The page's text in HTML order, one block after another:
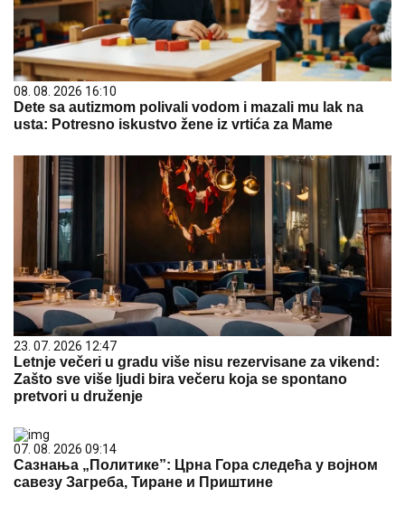
08. 08. 2026 16:10
Dete sa autizmom polivali vodom i mazali mu lak na
usta: Potresno iskustvo žene iz vrtića za Mame
23. 07. 2026 12:47
Letnje večeri u gradu više nisu rezervisane za vikend:
Zašto sve više ljudi bira večeru koja se spontano
pretvori u druženje
07. 08. 2026 09:14
Сазнања „Политике”: Црна Гора следећа у војном
савезу Загреба, Тиране и Приштине